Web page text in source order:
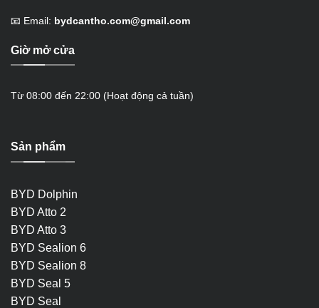
📧 Email: bydcantho.com@gmail.com
Giờ mở cửa
Từ 08:00 đến 22:00 (Hoạt động cả tuần)
Sản phẩm
BYD Dolphin
BYD Atto 2
BYD Atto 3
BYD Sealion 6
BYD Sealion 8
BYD Seal 5
BYD Seal